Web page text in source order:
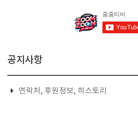
공지사항
연락처, 후원정보, 히스토리